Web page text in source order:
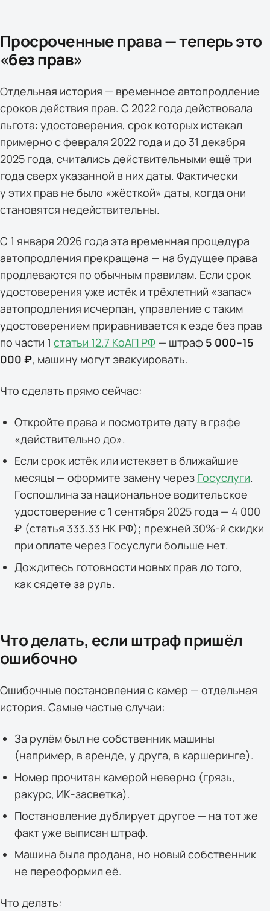
Просроченные права — теперь это
«без прав»
Отдельная история — временное автопродление
сроков действия прав. С 2022 года действовала
льгота: удостоверения, срок которых истекал
примерно с февраля 2022 года и до 31 декабря
2025 года, считались действительными ещё три
года сверх указанной в них даты. Фактически
у этих прав не было «жёсткой» даты, когда они
становятся недействительны.
С 1 января 2026 года эта временная процедура
автопродления прекращена — на будущее права
продлеваются по обычным правилам. Если срок
удостоверения уже истёк и трёхлетний «запас»
автопродления исчерпан, управление с таким
удостоверением приравнивается к езде без прав
по части 1 статьи 12.7 КоАП РФ — штраф 5 000–15
000 ₽, машину могут эвакуировать.
Что сделать прямо сейчас:
Откройте права и посмотрите дату в графе
«действительно до».
Если срок истёк или истекает в ближайшие
месяцы — оформите замену через Госуслуги.
Госпошлина за национальное водительское
удостоверение с 1 сентября 2025 года — 4 000
₽ (статья 333.33 НК РФ); прежней 30%-й скидки
при оплате через Госуслуги больше нет.
Дождитесь готовности новых прав до того,
как сядете за руль.
Что делать, если штраф пришёл
ошибочно
Ошибочные постановления с камер — отдельная
история. Самые частые случаи:
За рулём был не собственник машины
(например, в аренде, у друга, в каршеринге).
Номер прочитан камерой неверно (грязь,
ракурс, ИК-засветка).
Постановление дублирует другое — на тот же
факт уже выписан штраф.
Машина была продана, но новый собственник
не переоформил её.
Что делать: